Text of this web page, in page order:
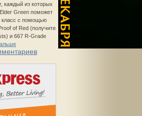
каждый из которых
Green поможет
класс с помощью
of Red (получите
и 667 R-Grade